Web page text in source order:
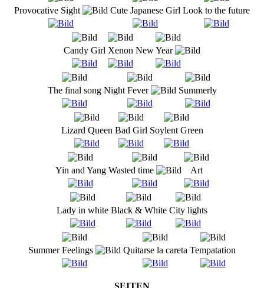
Provocative Sight Cute Japanese Girl Look to the future
Candy Girl Xenon New Year
The final song Night Fever Summerly
Lizard Queen Bad Girl Soylent Green
Yin and Yang Wasted time Art
Lady in white Black & White City lights
Summer Feelings Quitarse la careta Tempatation
SEITEN